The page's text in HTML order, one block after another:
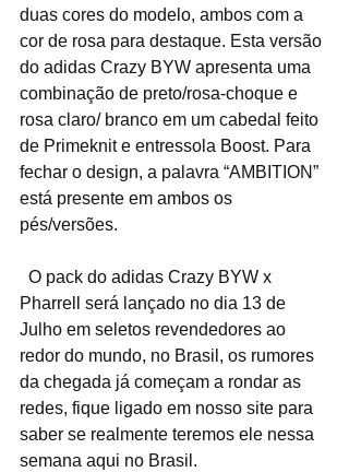
duas cores do modelo, ambos com a
cor de rosa para destaque. Esta versão
do adidas Crazy BYW apresenta uma
combinação de preto/rosa-choque e
rosa claro/ branco em um cabedal feito
de Primeknit e entressola Boost. Para
fechar o design, a palavra “AMBITION”
está presente em ambos os
pés/versões.
Pharrell será lançado no dia 13 de
Julho em seletos revendedores ao
redor do mundo, no Brasil, os rumores
da chegada já começam a rondar as
redes, fique ligado em nosso site para
saber se realmente teremos ele nessa
semana aqui no Brasil.